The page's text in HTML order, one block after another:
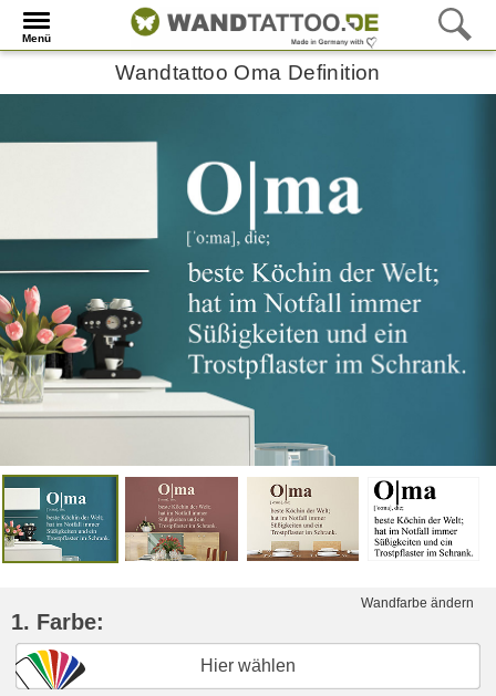
Menü
Wandtattoo Oma Definition
Wandfarbe ändern
1. Farbe:
Hier wählen